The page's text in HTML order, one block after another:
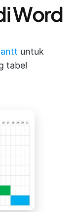
Word
untuk
tabel